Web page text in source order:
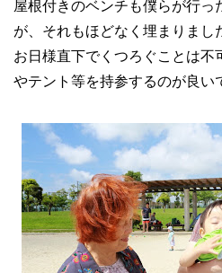
屋根付きのベンチも僕らが行っ
が、それもほどなく埋まりまし
お日様直下でくつろぐことは不
やテント等を持参するのが良い